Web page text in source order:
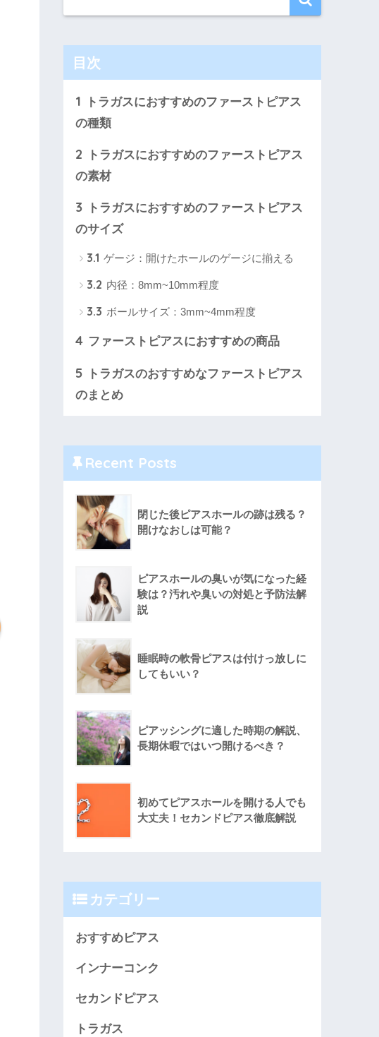
目次
1
トラガスにおすすめのファーストピアス
の種類
2
トラガスにおすすめのファーストピアス
の素材
3
トラガスにおすすめのファーストピアス
のサイズ
3.1 ゲージ：開けたホールのゲージに揃える
3.2 内径：8mm~10mm程度
3.3 ボールサイズ：3mm~4mm程度
4 ファーストピアスにおすすめの商品
5
トラガスのおすすめなファーストピアス
のまとめ
Recent Posts
閉じた後ピアスホールの跡は残る？
開けなおしは可能？
ピアスホールの臭いが気になった経
験は？汚れや臭いの対処と予防法解
説
睡眠時の軟骨ピアスは付けっ放しに
してもいい？
ピアッシングに適した時期の解説、
長期休暇ではいつ開けるべき？
初めてピアスホールを開ける人でも
大丈夫！セカンドピアス徹底解説
カテゴリー
おすすめピアス
インナーコンク
セカンドピアス
トラガス